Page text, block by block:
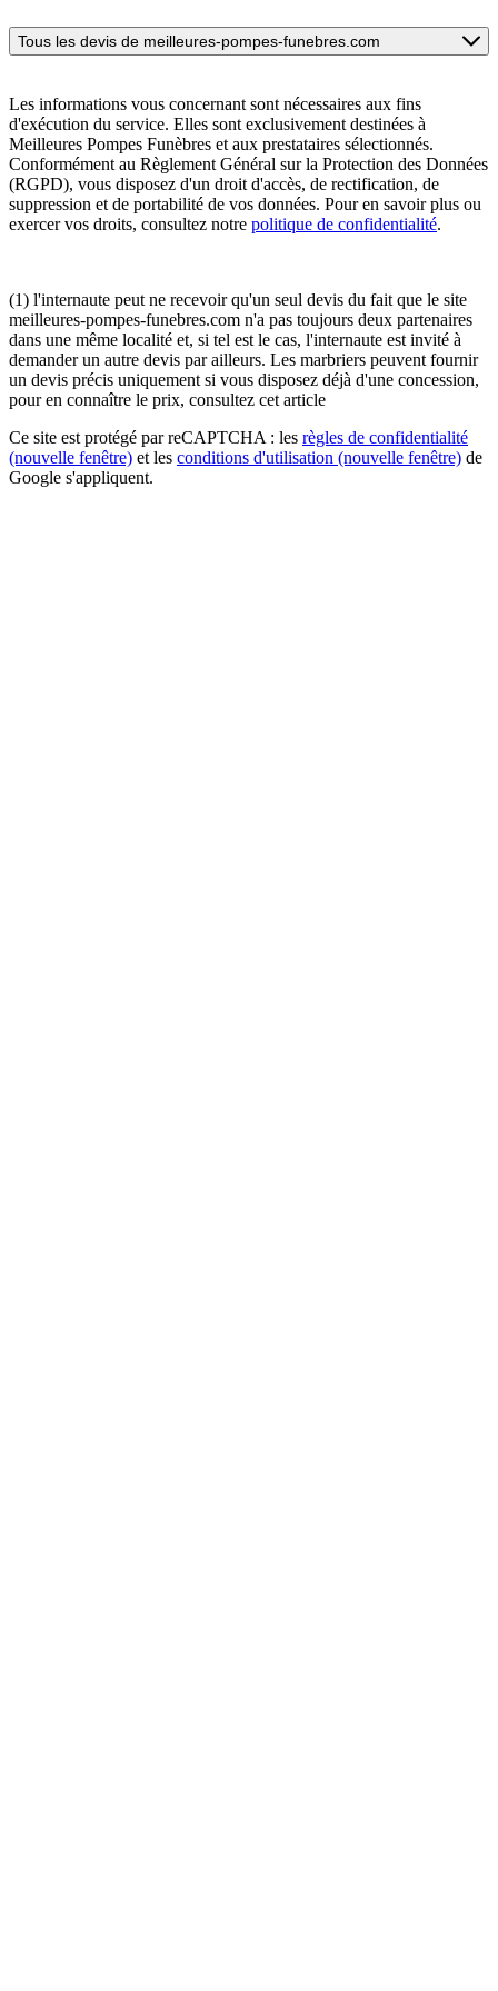
Tous les devis de meilleures-pompes-funebres.com
Les informations vous concernant sont nécessaires aux fins
d'exécution du service. Elles sont exclusivement destinées à
Meilleures Pompes Funèbres et aux prestataires sélectionnés.
Conformément au Règlement Général sur la Protection des Données
(RGPD), vous disposez d'un droit d'accès, de rectification, de
suppression et de portabilité de vos données. Pour en savoir plus ou
exercer vos droits, consultez notre politique de confidentialité.
(1) l'internaute peut ne recevoir qu'un seul devis du fait que le site
meilleures-pompes-funebres.com n'a pas toujours deux partenaires
dans une même localité et, si tel est le cas, l'internaute est invité à
demander un autre devis par ailleurs. Les marbriers peuvent fournir
un devis précis uniquement si vous disposez déjà d'une concession,
pour en connaître le prix, consultez cet article
Ce site est protégé par reCAPTCHA : les règles de confidentialité
(nouvelle fenêtre) et les conditions d'utilisation (nouvelle fenêtre) de
Google s'appliquent.